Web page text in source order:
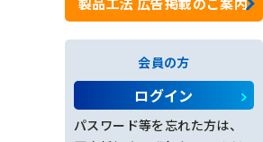
ロックネット工
法面工全般
施工管理
会員の方
ログイン
パスワード等を忘れた方は、